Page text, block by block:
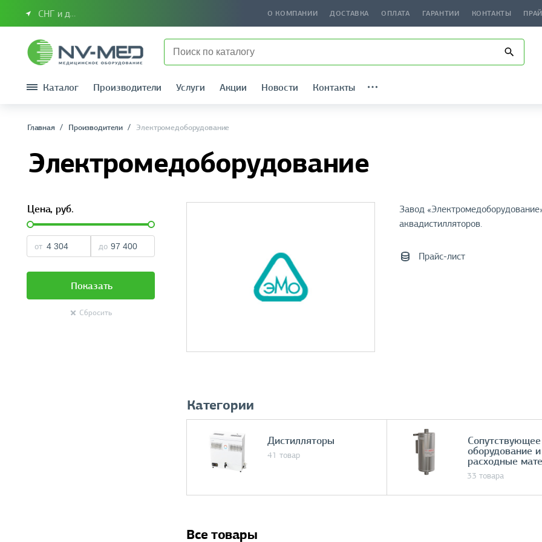
СНГ и другие страны О КОМПАНИИ ДОСТАВКА ОПЛАТА ГАРАНТИИ КОНТАКТЫ
Каталог Производители Услуги Акции Новости Контакты
Главная Производители Электромедоборудование
Электромедоборудование
Цена, руб.
от до
Показать
Сбросить
Завод
аквадистилляторов.
Прайс-лист
Категории
Дистилляторы
41 товар
Сопутствующее
оборудование и
расходные
33 товара
Все товары